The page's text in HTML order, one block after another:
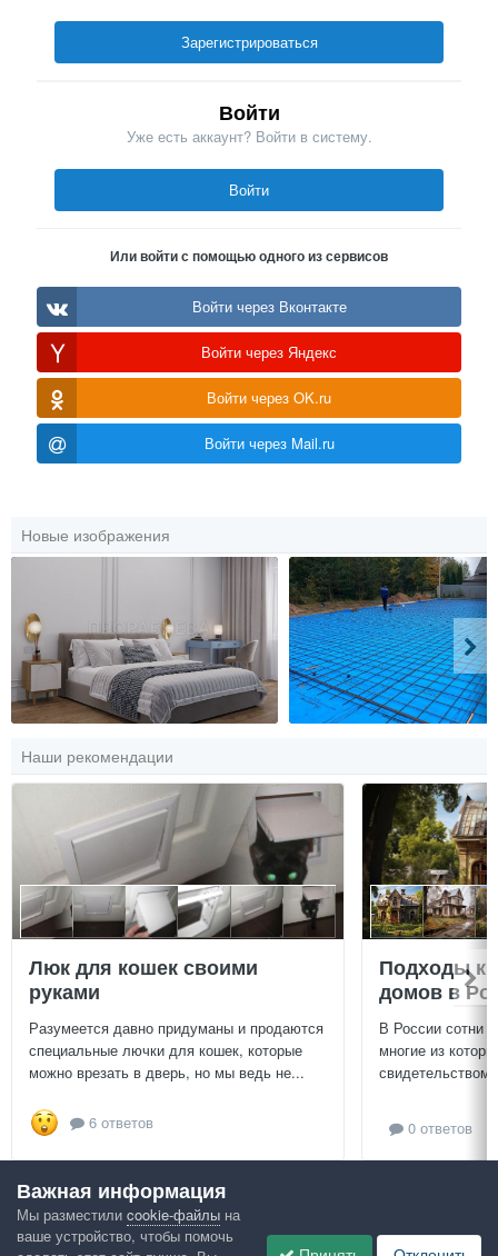
Зарегистрироваться
Войти
Уже есть аккаунт? Войти в систему.
Войти
Или войти с помощью одного из сервисов
Войти через Вконтакте
Войти через Яндекс
Войти через OK.ru
Войти через Mail.ru
Новые изображения
Наши рекомендации
Люк для кошек своими
руками
Разумеется давно придуманы и продаются
специальные лючки для кошек, которые
можно врезать в дверь, но мы ведь не...
6 ответов
Подходы к
домов в
В России сотни
многие из
свидетельством
0 ответов
Посмотреть всё
Важная информация
Мы разместили cookie-файлы на
ваше устройство, чтобы помочь